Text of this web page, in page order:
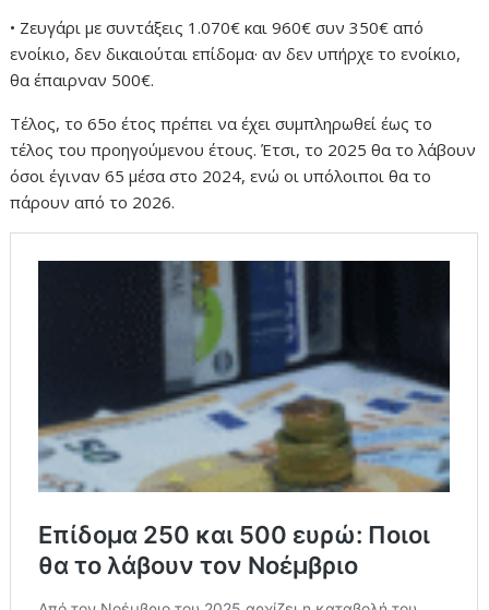
• Ζευγάρι με συντάξεις 1.070€ και 960€ συν 350€ από
ενοίκιο, δεν δικαιούται επίδομα· αν δεν υπήρχε το ενοίκιο,
θα έπαιρναν 500€.
Τέλος, το 65ο έτος πρέπει να έχει συμπληρωθεί έως το
τέλος του προηγούμενου έτους. Έτσι, το 2025 θα το λάβουν
όσοι έγιναν 65 μέσα στο 2024, ενώ οι υπόλοιποι θα το
πάρουν από το 2026.